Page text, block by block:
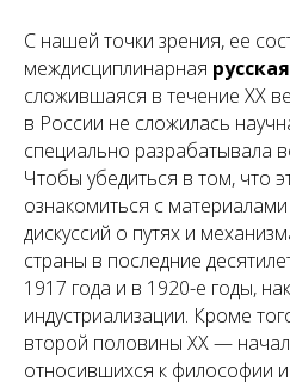
С нашей точки зрения, ее
междисциплинарная
сложившаяся в течение XX
в России не сложилась
специально разрабатывала
Чтобы убедиться в том, что
ознакомиться с
дискуссий о путях и
страны в последние
1917 года и в 1920-е годы,
индустриализации. Кроме
второй половины XX —
относившихся к философии